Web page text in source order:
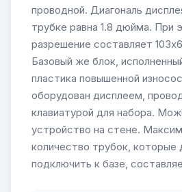
проводной. Диагональ
трубке равна 1.8 дюйма. При
разрешение составляет
Базовый же блок,
пластика повышенной
оборудован дисплеем,
клавиатурой для набора.
устройство на стене.
количество трубок, которые
подключить к базе,